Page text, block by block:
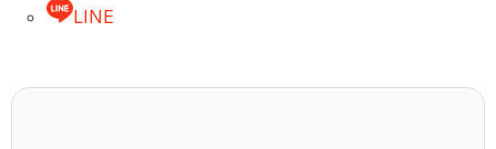
LINE